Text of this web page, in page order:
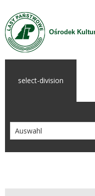
Zum Inhalt wechseln
Ośrodek
select-division